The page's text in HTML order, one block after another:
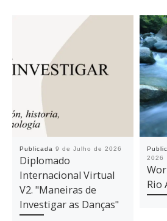
Publicada 9 de Julho de 2026
Diplomado
Internacional Virtual
V2. "Maneiras de
Investigar as Danças"
2026
Rio